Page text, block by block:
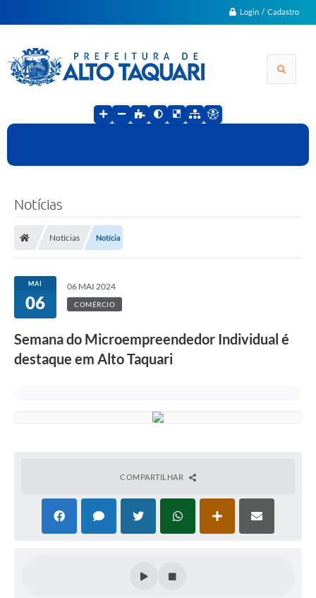
Login / Cadastro
Notícias
Notícias Notícia
MAI
06
06 MAI 2024
COMÉRCIO
Semana do Microempreendedor Individual é
destaque em Alto Taquari
COMPARTILHAR